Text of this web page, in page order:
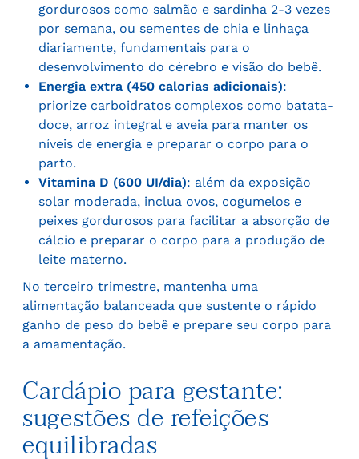
gordurosos como salmão e sardinha 2-3 vezes
por semana, ou sementes de chia e linhaça
diariamente, fundamentais para o
desenvolvimento do cérebro e visão do bebê.
Energia extra (450 calorias adicionais):
priorize carboidratos complexos como batata-
doce, arroz integral e aveia para manter os
níveis de energia e preparar o corpo para o
parto.
Vitamina D (600 UI/dia): além da exposição
solar moderada, inclua ovos, cogumelos e
peixes gordurosos para facilitar a absorção de
cálcio e preparar o corpo para a produção de
leite materno.
No terceiro trimestre, mantenha uma
alimentação balanceada que sustente o rápido
ganho de peso do bebê e prepare seu corpo para
a amamentação.
Cardápio para gestante:
sugestões de refeições
equilibradas